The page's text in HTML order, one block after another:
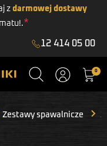
z darmowej dostawy
*
12 414 05 00
0
Zestawy spawalnicze